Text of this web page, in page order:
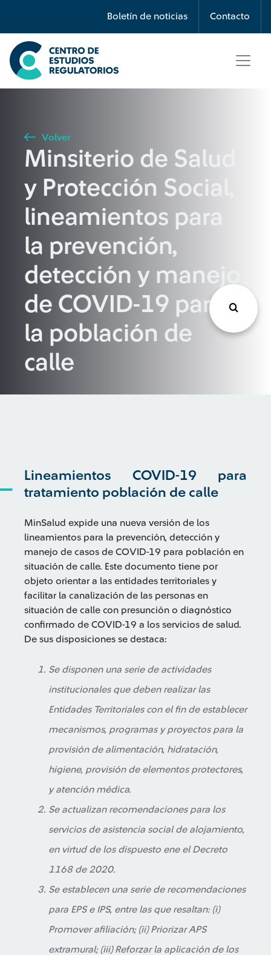
Boletín de noticias Contacto
Búsqueda
Seleccione país
Buscar
Volver
Minsiterio de Salud
y Protección Social,
lineamientos para
la prevención,
detección y manejo
de COVID-19 para
la población de
calle
Lineamientos COVID-19 para
tratamiento población de calle
MinSalud expide una nueva versión de los
lineamientos para la prevención, detección y
manejo de casos de COVID-19 para población en
situación de calle. Este documento tiene por
objeto orientar a las entidades territoriales y
facilitar la canalización de las personas en
situación de calle con presunción o diagnóstico
confirmado de COVID-19 a los servicios de salud.
De sus disposiciones se destaca:
Se disponen una serie de actividades
institucionales que deben realizar las
Entidades Territoriales con el fin de establecer
mecanismos, programas y proyectos para la
provisión de alimentación, hidratación,
higiene, provisión de elementos protectores,
y atención médica.
Se actualizan recomendaciones para los
servicios de asistencia social de alojamiento,
en virtud de los dispuesto ene el Decreto
1168 de 2020.
Se establecen una serie de recomendaciones
para EPS e IPS, entre las que resaltan: (i)
Promover afiliación; (ii) Priorizar APS
extramural; (iii) Reforzar la aplicación de los